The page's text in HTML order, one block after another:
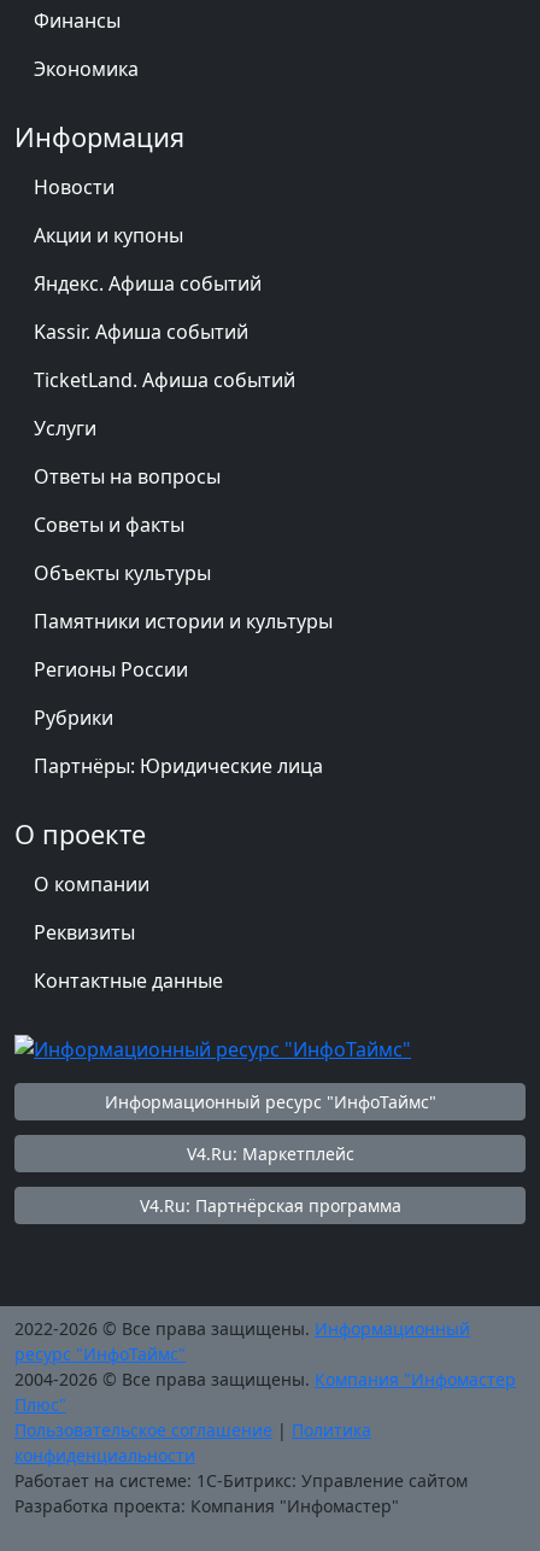
Финансы
Экономика
Информация
Новости
Акции и купоны
Яндекс. Афиша событий
Kassir. Афиша событий
TicketLand. Афиша событий
Услуги
Ответы на вопросы
Советы и факты
Объекты культуры
Памятники истории и культуры
Регионы России
Рубрики
Партнёры: Юридические лица
О проекте
О компании
Реквизиты
Контактные данные
Информационный ресурс "ИнфоТаймс"
V4.Ru: Маркетплейс
V4.Ru: Партнёрская программа
2022-2026 © Все права защищены. Информационный
ресурс "ИнфоТаймс"
2004-2026 © Все права защищены. Компания "Инфомастер
Плюс"
Пользовательское соглашение | Политика
конфиденциальности
Работает на системе: 1С-Битрикс: Управление сайтом
Разработка проекта: Компания "Инфомастер"